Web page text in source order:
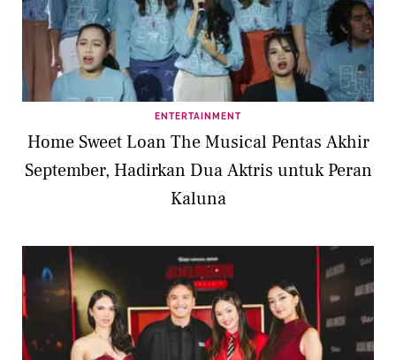
ENTERTAINMENT
Home Sweet Loan The Musical Pentas Akhir
September, Hadirkan Dua Aktris untuk Peran
Kaluna